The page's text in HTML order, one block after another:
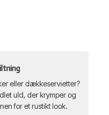
eller dækkeservietter?
uld, der krymper og
for et rustikt look.